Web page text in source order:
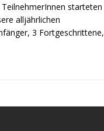
starteten
alljährlichen
3 Fortgeschrittene,